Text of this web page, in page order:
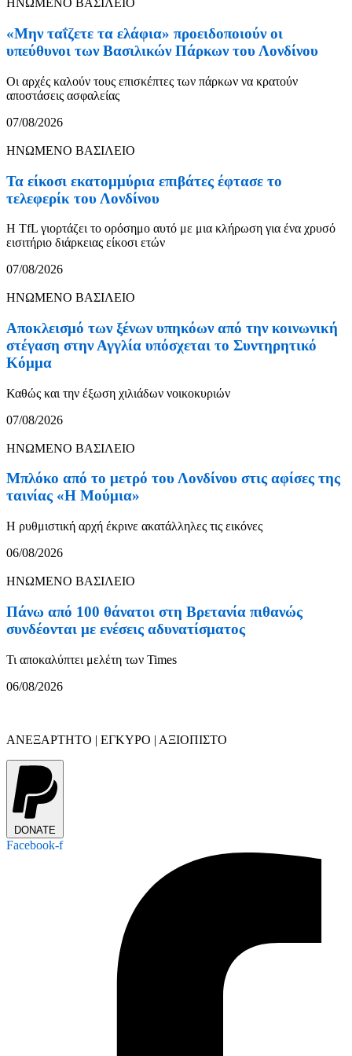
ΗΝΩΜΕΝΟ ΒΑΣΙΛΕΙΟ
«Μην ταΐζετε τα ελάφια» προειδοποιούν οι
υπεύθυνοι των Βασιλικών Πάρκων του Λονδίνου
Οι αρχές καλούν τους επισκέπτες των πάρκων να κρατούν
αποστάσεις ασφαλείας
07/08/2026
ΗΝΩΜΕΝΟ ΒΑΣΙΛΕΙΟ
Τα είκοσι εκατομμύρια επιβάτες έφτασε το
τελεφερίκ του Λονδίνου
Η TfL γιορτάζει το ορόσημο αυτό με μια κλήρωση για ένα χρυσό
εισιτήριο διάρκειας είκοσι ετών
07/08/2026
ΗΝΩΜΕΝΟ ΒΑΣΙΛΕΙΟ
Αποκλεισμό των ξένων υπηκόων από την κοινωνική
στέγαση στην Αγγλία υπόσχεται το Συντηρητικό
Κόμμα
Καθώς και την έξωση χιλιάδων νοικοκυριών
07/08/2026
ΗΝΩΜΕΝΟ ΒΑΣΙΛΕΙΟ
Μπλόκο από το μετρό του Λονδίνου στις αφίσες της
ταινίας «Η Μούμια»
Η ρυθμιστική αρχή έκρινε ακατάλληλες τις εικόνες
06/08/2026
ΗΝΩΜΕΝΟ ΒΑΣΙΛΕΙΟ
Πάνω από 100 θάνατοι στη Βρετανία πιθανώς
συνδέονται με ενέσεις αδυνατίσματος
Τι αποκαλύπτει μελέτη των Times
06/08/2026
ΑΝΕΞΑΡΤΗΤΟ | ΕΓΚΥΡΟ | ΑΞΙΟΠΙΣΤΟ
DONATE
Facebook-f